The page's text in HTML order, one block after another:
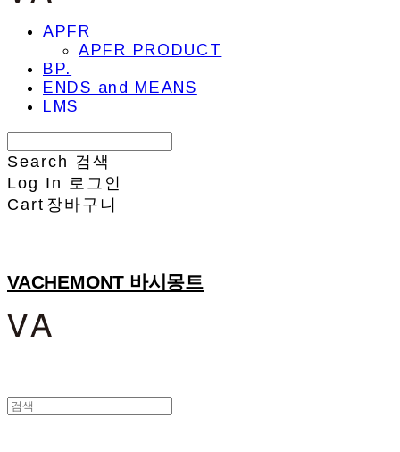
APFR
APFR PRODUCT
BP.
ENDS and MEANS
LMS
Search 검색
Log In
로그인
Cart 장바구니
VACHEMONT 바시몽트